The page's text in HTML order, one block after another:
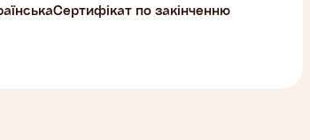
Сертифікат по закінченню